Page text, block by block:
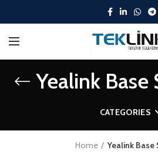
Yealink Base
CATEGORIES
Home Yealink Base